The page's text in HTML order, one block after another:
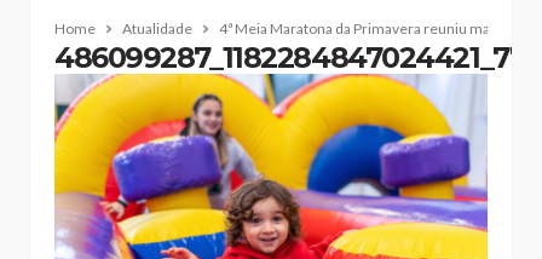
Home Atualidade 4ª Meia Maratona da Primavera reuniu mais de